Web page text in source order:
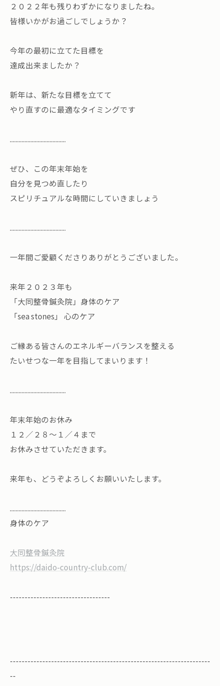
２０２２年も残りわずかになりましたね。
皆様いかがお過ごしでしょうか？
今年の最初に立てた目標を
達成出来ましたか？
新年は、新たな目標を立てて
やり直すのに最適なタイミングです
......................................
ぜひ、この年末年始を
自分を見つめ直したり
スピリチュアルな時間にしていきましょう
......................................
一年間ご愛顧くださりありがとうございました。
来年２０２３年も
「大同整骨鍼灸院」身体のケア
「sea stones」 心のケア
ご縁ある皆さんのエネルギーバランスを整える
たいせつな一年を目指してまいります！
......................................
年末年始のお休み
１２／２８～１／４まで
お休みさせていただきます。
来年も、どうぞよろしくお願いいたします。
......................................
身体のケア
大同整骨鍼灸院
https://daido-country-club.com/
----------------------------------
--------------------------------------------------------------------
--